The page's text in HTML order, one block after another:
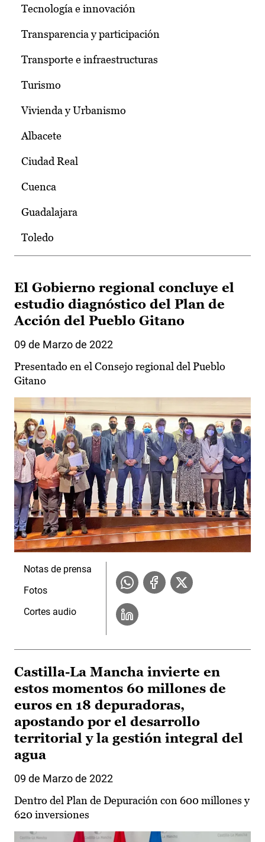
Tecnología e innovación
Transparencia y participación
Transporte e infraestructuras
Turismo
Vivienda y Urbanismo
Albacete
Ciudad Real
Cuenca
Guadalajara
Toledo
El Gobierno regional concluye el
estudio diagnóstico del Plan de
Acción del Pueblo Gitano
09 de Marzo de 2022
Presentado en el Consejo regional del Pueblo
Gitano
Notas de prensa
Fotos
Cortes audio
Castilla-La Mancha invierte en
estos momentos 60 millones de
euros en 18 depuradoras,
apostando por el desarrollo
territorial y la gestión integral del
agua
09 de Marzo de 2022
Dentro del Plan de Depuración con 600 millones y
620 inversiones